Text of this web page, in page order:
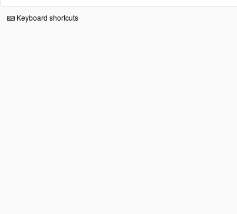
Keyboard shortcuts